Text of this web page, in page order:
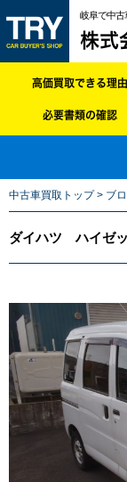
岐阜で中古
株式
高価買取できる理由
必要書類の確認
中古車買取トップ> ブ
ダイハツ ハイゼ